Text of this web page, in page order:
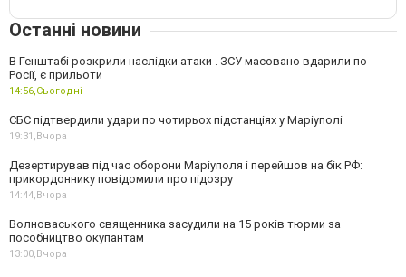
Останні новини
В Генштабі розкрили наслідки атаки . ЗСУ масовано вдарили по
Росії, є прильоти
14:56,Сьогодні
СБС підтвердили удари по чотирьох підстанціях у Маріуполі
19:31,Вчора
Дезертирував під час оборони Маріуполя і перейшов на бік РФ:
прикордоннику повідомили про підозру
14:44,Вчора
Волноваського священника засудили на 15 років тюрми за
пособництво окупантам
13:00,Вчора